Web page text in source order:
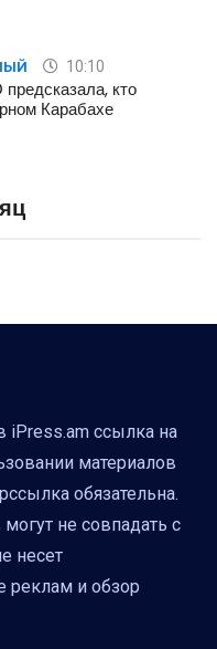
10:10
кто
Карабахе
о готовности Армении
iPress.am ссылка на
материалов
обязательна.
не совпадать с
несет
реклам и обзор